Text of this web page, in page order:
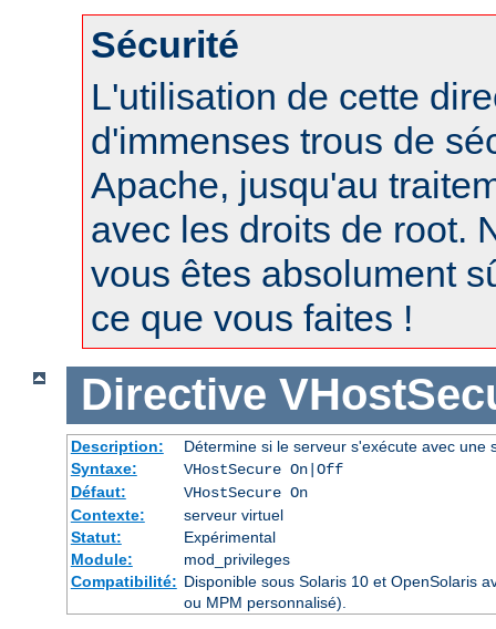
Sécurité
L'utilisation de cette
d'immenses trous de
Apache, jusqu'au
avec les droits de root.
vous êtes absolument
ce que vous faites !
Directive
Description:
Détermine si le serveur s'exécute avec
Syntaxe:
VHostSecure On|Off
Défaut:
VHostSecure On
Contexte:
serveur virtuel
Statut:
Expérimental
Module:
mod_privileges
Compatibilité: Disponible sous Solaris 10 et OpenSolaris
ou MPM personnalisé).